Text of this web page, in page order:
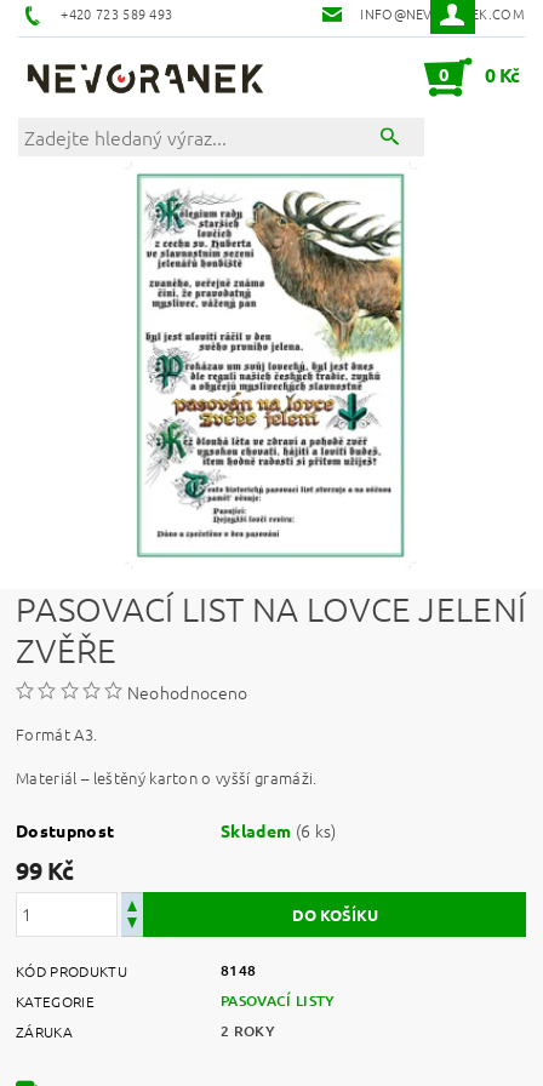
+420 723 589 493 INFO@NEVORANEK.COM
0 0 Kč
PASOVACÍ LIST NA LOVCE JELENÍ
ZVĚŘE
Neohodnoceno
Formát A3.
Materiál – leštěný karton o vyšší gramáži.
Dostupnost Skladem (6 ks)
99 Kč
KÓD PRODUKTU 8148
KATEGORIE PASOVACÍ LISTY
ZÁRUKA 2 ROKY